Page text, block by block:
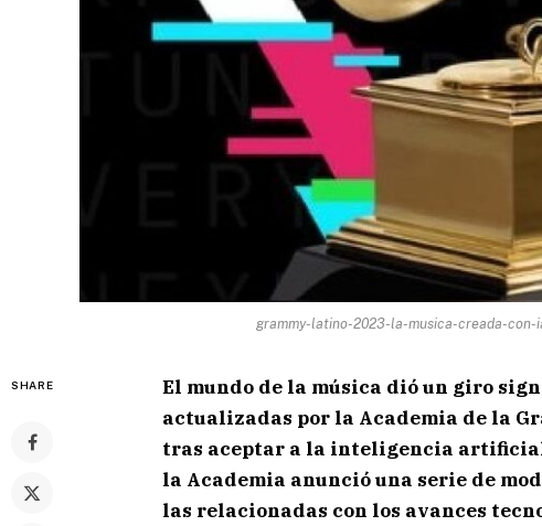
grammy-latino-2023-la-musica-creada-
SHARE
El mundo de la música dió un giro
actualizadas por la Academia de la
tras aceptar a la inteligencia
la Academia anunció una serie de
las relacionadas con los avances